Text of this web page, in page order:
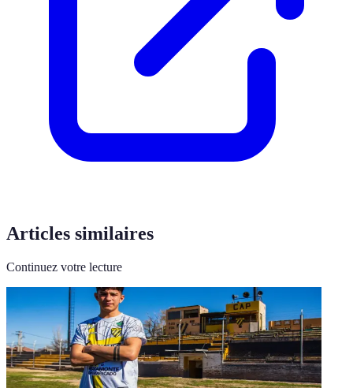
Articles similaires
Continuez votre lecture